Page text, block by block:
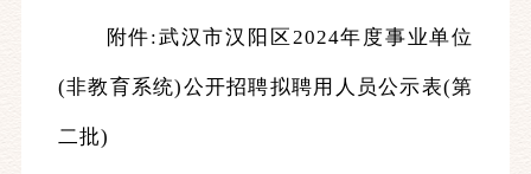
附件:武汉市汉阳区2024年度事业单位
(非教育系统)公开招聘拟聘用人员公示表(第
二批)